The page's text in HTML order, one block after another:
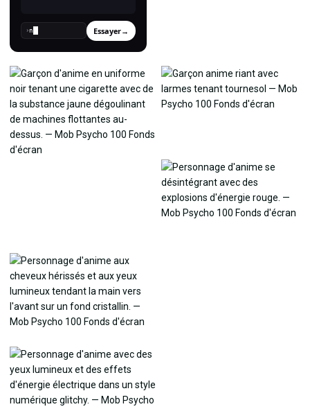
› Essayer→